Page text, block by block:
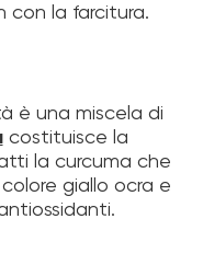
con la farcitura.
è una miscela di
costituisce la
la curcuma che
giallo ocra e